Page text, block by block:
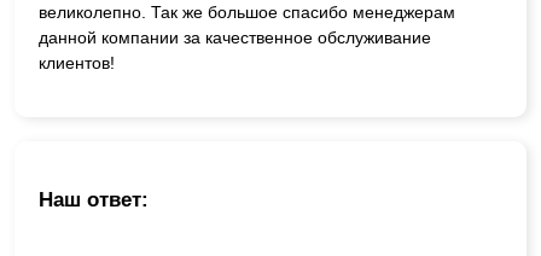
великолепно. Так же большое спасибо менеджерам
данной компании за качественное обслуживание
клиентов!
Наш ответ: